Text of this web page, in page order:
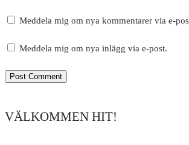
Meddela mig om nya kommentarer via e-
Meddela mig om nya inlägg via e-post.
VÄLKOMMEN HIT!